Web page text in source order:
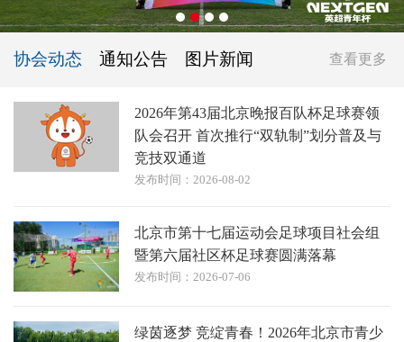
协会动态 通知公告 图片新闻 查看更多
2026年第43届北京晚报百队杯足球赛领
队会召开 首次推行“双轨制”划分普及与
竞技双通道
发布时间：2026-08-02
北京市第十七届运动会足球项目社会组
暨第六届社区杯足球赛圆满落幕
发布时间：2026-07-06
绿茵逐梦 竞绽青春！2026年北京市青少